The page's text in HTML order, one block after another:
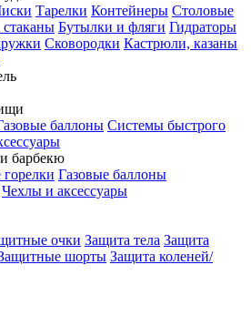
Тарелки Контейнеры Столовые
Бутылки и фляги Гидраторы
Сковородки Кастрюли, казаны
баллоны Системы быстрого
барбекю
горелки Газовые баллоны
Чехлы и аксессуары
очки Защита тела Защита
шорты Защита коленей/